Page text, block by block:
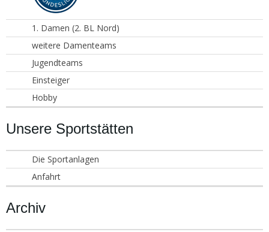
1. Damen (2. BL Nord)
weitere Damenteams
Jugendteams
Einsteiger
Hobby
Unsere Sportstätten
Die Sportanlagen
Anfahrt
Archiv